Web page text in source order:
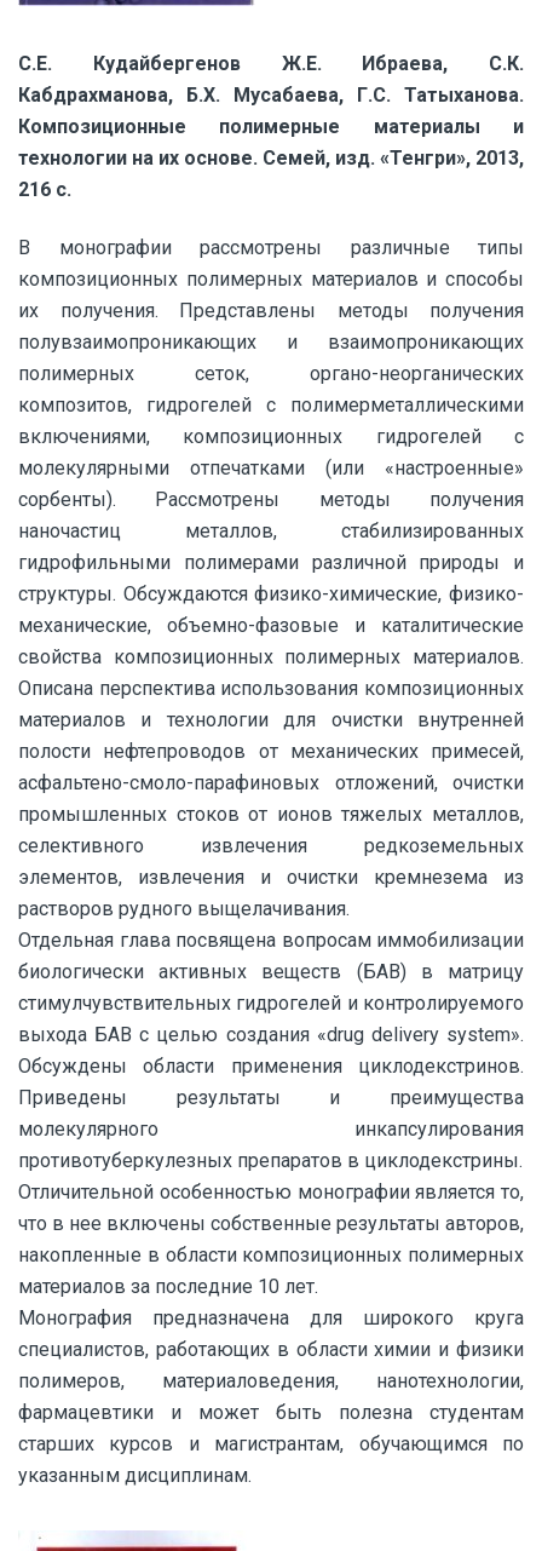
С.Е. Кудайбергенов Ж.Е. Ибраева, С.К.
Кабдрахманова, Б.Х. Мусабаева, Г.С. Татыханова.
Композиционные полимерные материалы и
технологии на их основе. Семей, изд. «Тенгри», 2013,
216 с.
В монографии рассмотрены различные типы
композиционных полимерных материалов и способы
их получения. Представлены методы получения
полувзаимопроникающих и взаимопроникающих
полимерных сеток, органо-неорганических
композитов, гидрогелей с полимерметаллическими
включениями, композиционных гидрогелей с
молекулярными отпечатками (или «настроенные»
сорбенты). Рассмотрены методы получения
наночастиц металлов, стабилизированных
гидрофильными полимерами различной природы и
структуры. Обсуждаются физико-химические, физико-
механические, объемно-фазовые и каталитические
свойства композиционных полимерных материалов.
Описана перспектива использования композиционных
материалов и технологии для очистки внутренней
полости нефтепроводов от механических примесей,
асфальтено-смоло-парафиновых отложений, очистки
промышленных стоков от ионов тяжелых металлов,
селективного извлечения редкоземельных
элементов, извлечения и очистки кремнезема из
растворов рудного выщелачивания.
Отдельная глава посвящена вопросам иммобилизации
биологически активных веществ (БАВ) в матрицу
стимулчувствительных гидрогелей и контролируемого
выхода БАВ с целью создания «drug delivery system».
Обсуждены области применения циклодекстринов.
Приведены результаты и преимущества
молекулярного инкапсулирования
противотуберкулезных препаратов в циклодекстрины.
Отличительной особенностью монографии является то,
что в нее включены собственные результаты авторов,
накопленные в области композиционных полимерных
материалов за последние 10 лет.
Монография предназначена для широкого круга
специалистов, работающих в области химии и физики
полимеров, материаловедения, нанотехнологии,
фармацевтики и может быть полезна студентам
старших курсов и магистрантам, обучающимся по
указанным дисциплинам.